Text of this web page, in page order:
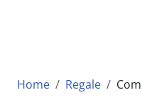
Home Regale